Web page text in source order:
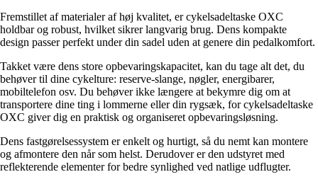
Fremstillet af materialer af høj kvalitet, er cykelsadeltaske OXC
holdbar og robust, hvilket sikrer langvarig brug. Dens kompakte
design passer perfekt under din sadel uden at genere din pedalkomfort.
Takket være dens store opbevaringskapacitet, kan du tage alt det, du
behøver til dine cykelture: reserve-slange, nøgler, energibarer,
mobiltelefon osv. Du behøver ikke længere at bekymre dig om at
transportere dine ting i lommerne eller din rygsæk, for cykelsadeltaske
OXC giver dig en praktisk og organiseret opbevaringsløsning.
Dens fastgørelsessystem er enkelt og hurtigt, så du nemt kan montere
og afmontere den når som helst. Derudover er den udstyret med
reflekterende elementer for bedre synlighed ved natlige udflugter.